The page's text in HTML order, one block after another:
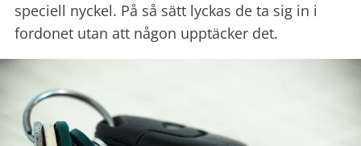
speciell nyckel. På så sätt lyckas de ta sig in i
fordonet utan att någon upptäcker det.